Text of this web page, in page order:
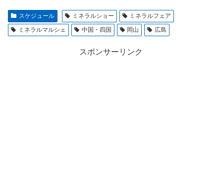
スケジュール ミネラルショー
ミネラルフェア
ミネラルマルシェ
中国・四国 岡山 広島
スポンサーリンク